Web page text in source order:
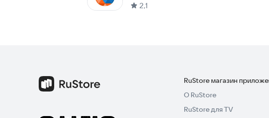
2,1
RuStore магазин
О RuStore
RuStore для TV